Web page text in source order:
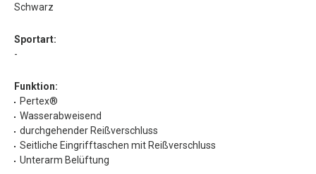
Schwarz
Sportart:
-
Funktion:
Pertex®
Wasserabweisend
durchgehender Reißverschluss
Seitliche Eingrifftaschen mit Reißverschluss
Unterarm Belüftung